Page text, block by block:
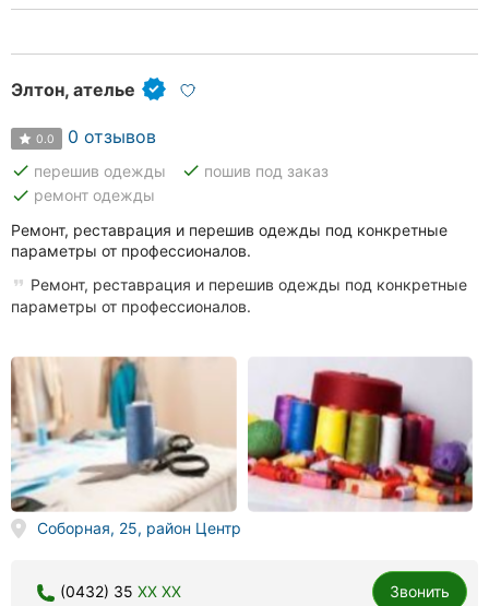
Элтон, ателье
0.0 0 отзывов
done перешив одежды done пошив под заказ
done ремонт одежды
Ремонт, реставрация и перешив одежды под конкретные
параметры от профессионалов.
Ремонт, реставрация и перешив одежды под конкретные
параметры от профессионалов.
Соборная, 25, район Центр
(0432) 35 XX XX Звонить